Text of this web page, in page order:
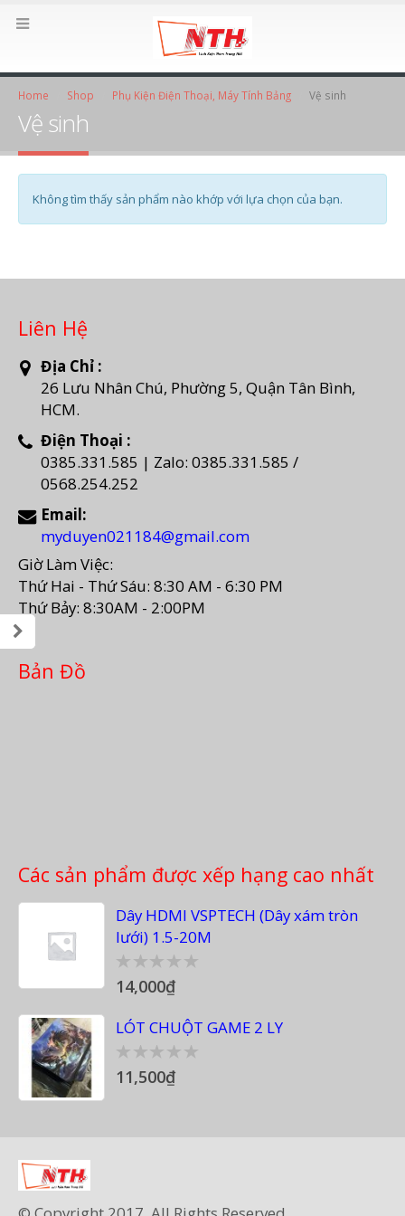
Home Shop Phụ Kiện Điện Thoại, Máy Tính Bảng Vệ sinh
Vệ sinh
Không tìm thấy sản phẩm nào khớp với lựa chọn của bạn.
Liên Hệ
Địa Chỉ :
26 Lưu Nhân Chú, Phường 5, Quận Tân Bình,
HCM.
Điện Thoại :
0385.331.585 | Zalo: 0385.331.585 /
0568.254.252
Email:
myduyen021184@gmail.com
Giờ Làm Việc:
Thứ Hai - Thứ Sáu: 8:30 AM - 6:30 PM
Thứ Bảy: 8:30AM - 2:00PM
Bản Đồ
Các sản phẩm được xếp hạng cao nhất
Dây HDMI VSPTECH (Dây xám tròn
lưới) 1.5-20M
0
out
5
14,000₫
LÓT CHUỘT GAME 2 LY
0
out
11,500₫